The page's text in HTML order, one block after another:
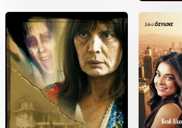
Kalbim Yangın Yeri
2006
Kabuslar